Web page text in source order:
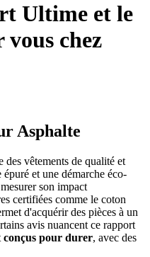
Ultime et le
chez
Asphalte
des vêtements de qualité et
et une démarche éco-
son impact
certifiées comme le coton
d'acquérir des pièces à un
avis nuancent ce rapport
conçus pour durer, avec des